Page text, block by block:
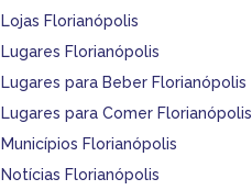
Lojas Florianópolis
Lugares Florianópolis
Lugares para Beber Florianópolis
Lugares para Comer Florianópolis
Municípios Florianópolis
Notícias Florianópolis